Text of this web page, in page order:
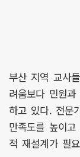
부산 지역 교사
려움보다 민원
하고 있다. 전문
만족도를 높이
적 재설계가 필